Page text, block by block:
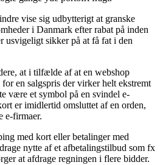
vise sig udbytterigt at granske
i Danmark efter rabat på inden
usvigeligt sikker på at få fat i den
at i tilfælde af at en webshop
en salgspris der virker helt ekstremt
være et symbol på en svindel e-
er imidlertid omsluttet af en orden,
e-firmaer.
med kort eller betalinger med
nytte af et afbetalingstilbud som fx
at afdrage regningen i flere bidder.